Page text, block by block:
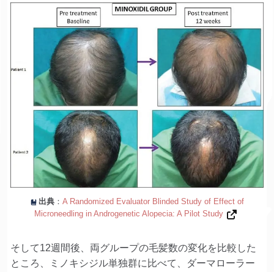
出典 ：A Randomized Evaluator Blinded Study of Effect of
Microneedling in Androgenetic Alopecia: A Pilot Study
そして12週間後、両グループの毛髪数の変化を比較した
ところ、ミノキシジル単独群に比べて、ダーマローラー